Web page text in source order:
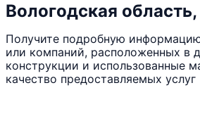
Вологодская
Получите подробную
или компаний, расположенных в
конструкции и использованные
качество предоставляемых услуг